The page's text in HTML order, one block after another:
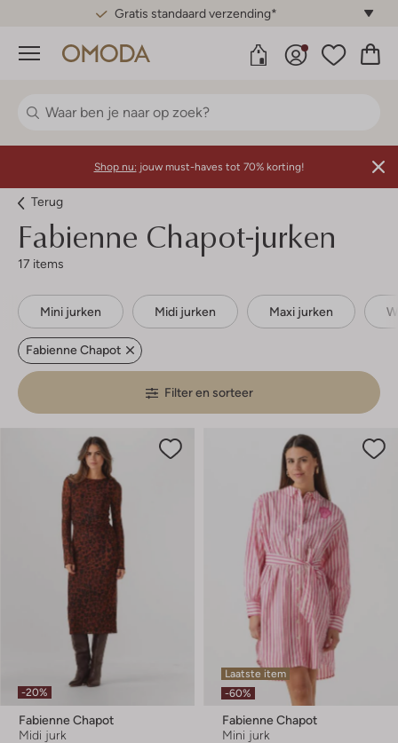
Gratis standaard verzending*
Menu
Shop nu: jouw must-haves tot 70% korting!
Terug
Fabienne Chapot-jurken
17 items
Mini jurken Midi jurken Maxi jurken
Fabienne Chapot
Filter en sorteer
-20%
Fabienne Chapot
Midi jurk
Laatste item
-60%
Fabienne Chapot
Mini jurk